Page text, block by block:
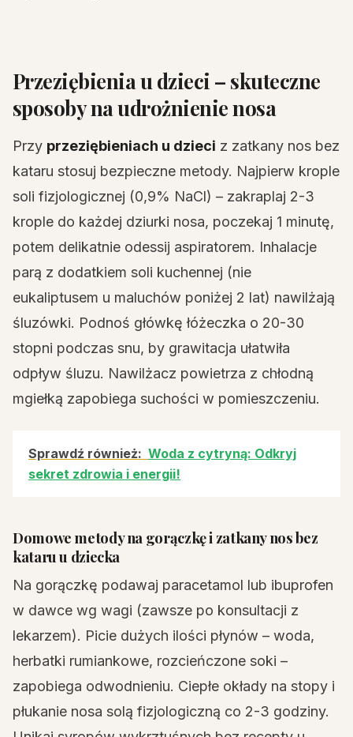
Przeziębienia u dzieci – skuteczne
sposoby na udrożnienie nosa
Przy przeziębieniach u dzieci z zatkany nos bez
kataru stosuj bezpieczne metody. Najpierw krople
soli fizjologicznej (0,9% NaCl) – zakraplaj 2-3
krople do każdej dziurki nosa, poczekaj 1 minutę,
potem delikatnie odessij aspiratorem. Inhalacje
parą z dodatkiem soli kuchennej (nie
eukaliptusem u maluchów poniżej 2 lat) nawilżają
śluzówki. Podnoś główkę łóżeczka o 20-30
stopni podczas snu, by grawitacja ułatwiła
odpływ śluzu. Nawilżacz powietrza z chłodną
mgiełką zapobiega suchości w pomieszczeniu.
Sprawdź również: Woda z cytryną: Odkryj
sekret zdrowia i energii!
Domowe metody na gorączkę i zatkany nos bez
kataru u dziecka
Na gorączkę podawaj paracetamol lub ibuprofen
w dawce wg wagi (zawsze po konsultacji z
lekarzem). Picie dużych ilości płynów – woda,
herbatki rumiankowe, rozcieńczone soki –
zapobiega odwodnieniu. Ciepłe okłady na stopy i
płukanie nosa solą fizjologiczną co 2-3 godziny.